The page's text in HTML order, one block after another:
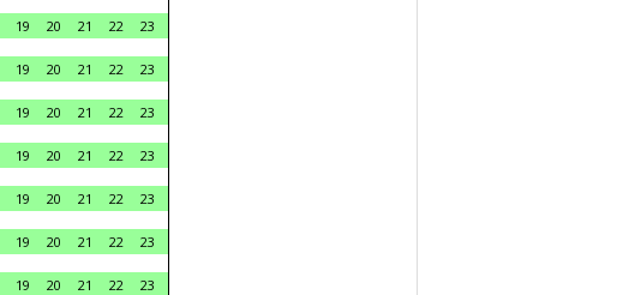
19 20 21 22
23
19 20 21 22
23
19 20 21 22
23
19 20 21 22
23
19 20 21 22
23
19 20 21 22
23
19 20 21 22
23